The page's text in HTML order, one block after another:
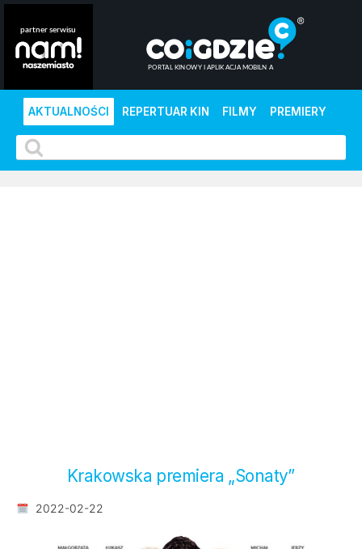
AKTUALNOŚCI REPERTUAR KIN FILMY PREMIERY
Krakowska premiera „Sonaty”
2022-02-22